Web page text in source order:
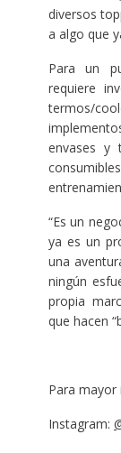
diversos
a algo que
Para un
requiere
termos/
envases y
“Es un
ya es un
una
ningún
propia
que hacen
Para mayor
Instagram: